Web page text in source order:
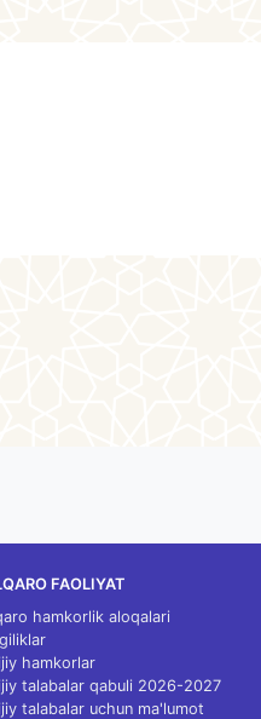
FAOLIYAT
hamkorlik aloqalari
hamkorlar
talabalar qabuli 2026-2027
talabalar uchun ma'lumot